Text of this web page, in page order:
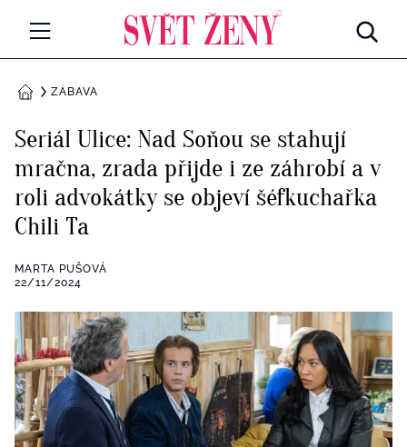
Všechny kategorie
Rozhovory
RETROHUBKY
PSYCHOLOGIE
Seberozvoj
ZDRAVÍ
Životní styl
ZÁBAVA
Všechny kategorie
Testy a kvízy
BYDLENÍ
Všechny kategorie
Tvoření
BurdaMedia
Extra
DOMŮZÁBAVA
Seriál Ulice: Nad Soňou se stahují
mračna, zrada přijde i ze záhrobí a v
roli advokátky se objeví šéfkuchařka
Chili Ta
MARTA PUŠOVÁ
22/11/2024